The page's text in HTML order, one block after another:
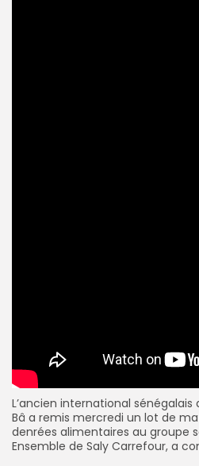
L’ancien international sénégalais
Bâ a remis mercredi un lot de
denrées alimentaires au groupe
Ensemble de Saly Carrefour, a